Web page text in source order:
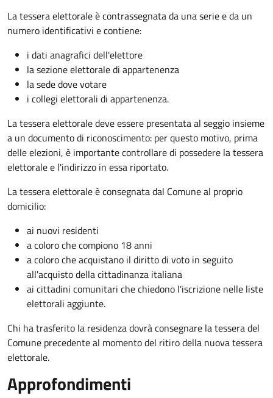
La tessera elettorale è contrassegnata da una serie e da un
numero identificativi e contiene:
i dati anagrafici dell'elettore
la sezione elettorale di appartenenza
la sede dove votare
i collegi elettorali di appartenenza.
La tessera elettorale deve essere presentata al seggio insieme
a un documento di riconoscimento: per questo motivo, prima
delle elezioni, è importante controllare di possedere la tessera
elettorale e l'indirizzo in essa riportato.
La tessera elettorale è consegnata dal Comune al proprio
domicilio:
ai nuovi residenti
a coloro che compiono 18 anni
a coloro che acquistano il diritto di voto in seguito
all'acquisto della cittadinanza italiana
ai cittadini comunitari che chiedono l'iscrizione nelle liste
elettorali aggiunte.
Chi ha trasferito la residenza dovrà consegnare la tessera del
Comune precedente al momento del ritiro della nuova tessera
elettorale.
Approfondimenti